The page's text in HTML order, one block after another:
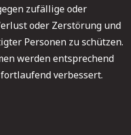
zufällige oder
oder Zerstörung und
Personen zu schützen.
werden entsprechend
verbessert.